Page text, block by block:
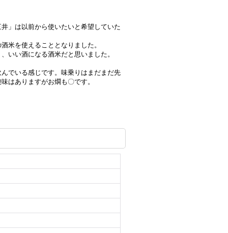
」は以前から使いたいと希望していた
米を使えることとなりました。
いい酒になる酒米だと思いました。
でいる感じです。味乗りはまだまだ先
はありますがお燗も〇です。